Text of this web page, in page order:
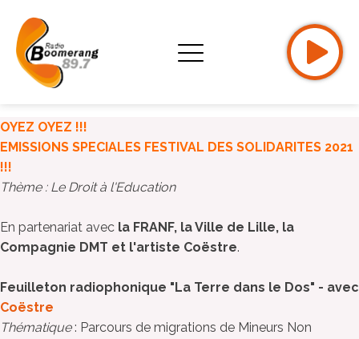
OYEZ OYEZ !!!
EMISSIONS SPECIALES FESTIVAL DES SOLIDARITES 2021
!!!
Thème : Le Droit à l'Education
En partenariat avec la FRANF, la Ville de Lille, la
Compagnie DMT et l'artiste Coëstre.
Feuilleton radiophonique "La Terre dans le Dos" - avec
Coëstre
Thématique: Parcours de migrations de Mineurs Non